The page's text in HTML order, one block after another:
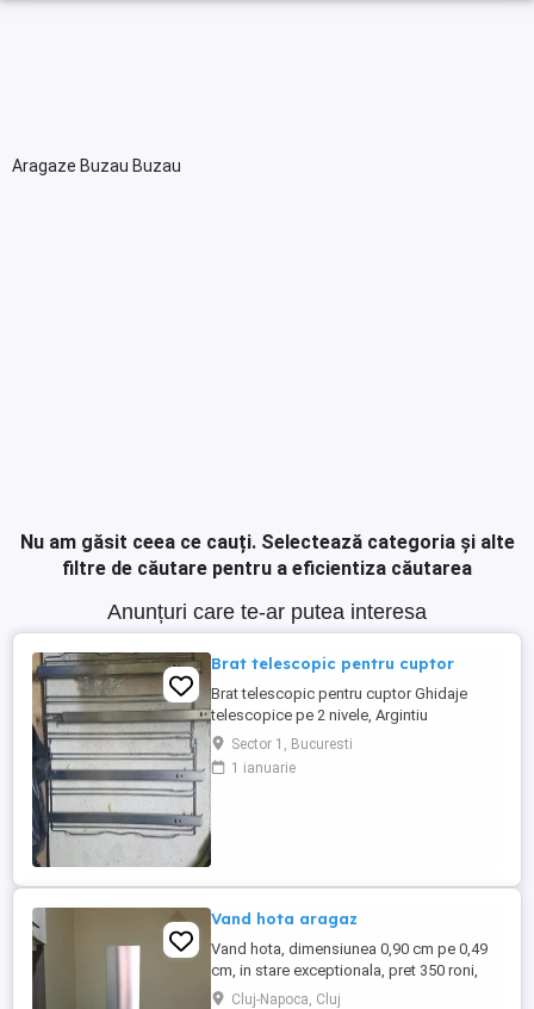
Aragaze Buzau Buzau
Nu am găsit ceea ce cauți. Selectează categoria și alte
filtre de căutare pentru a eficientiza căutarea
Anunțuri care te-ar putea interesa
Brat telescopic pentru cuptor
Brat telescopic pentru cuptor Ghidaje
telescopice pe 2 nivele, Argintiu
Ghidaj/Sina telescopica cuptor -
stânga/dreapta DESCRIERE Sunt noi si
foarte utile pentru a scoate tava din cuptor
Sector 1, Bucuresti
1 ianuarie
Vand hota aragaz
Vand hota, dimensiunea 0,90 cm pe 0,49
cm, in stare exceptionala, pret 350 roni,
detali la tel
Cluj-Napoca, Cluj